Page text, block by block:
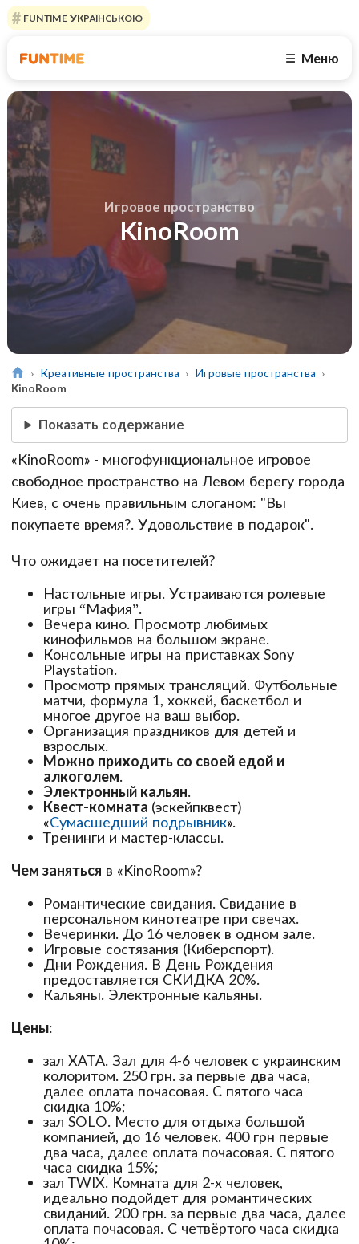
FUNTIME УКРАЇНСЬКОЮ
☰ Меню
Игровое пространство
KinoRoom
Креативные пространства
Игровые пространства
KinoRoom
Показать содержание
«KinoRoom» - многофункциональное игровое
свободное пространство на Левом берегу города
Киев, с очень правильным слоганом: "Вы
покупаете время?. Удовольствие в подарок".
Что ожидает на посетителей?
Настольные игры. Устраиваются ролевые
игры “Мафия”.
Вечера кино. Просмотр любимых
кинофильмов на большом экране.
Консольные игры на приставках Sony
Playstation.
Просмотр прямых трансляций. Футбольные
матчи, формула 1, хоккей, баскетбол и
многое другое на ваш выбор.
Организация праздников для детей и
взрослых.
Можно приходить со своей едой и
алкоголем.
Электронный кальян.
Квест-комната (эскейпквест)
«Сумасшедший подрывник».
Тренинги и мастер-классы.
Чем заняться в «KinoRoom»?
Романтические свидания. Свидание в
персональном кинотеатре при свечах.
Вечеринки. До 16 человек в одном зале.
Игровые состязания (Киберспорт).
Дни Рождения. В День Рождения
предоставляется СКИДКА 20%.
Кальяны. Электронные кальяны.
Цены:
зал ХАТА. Зал для 4-6 человек с украинским
колоритом. 250 грн. за первые два часа,
далее оплата почасовая. С пятого часа
скидка 10%;
зал SOLO. Место для отдыха большой
компанией, до 16 человек. 400 грн первые
два часа, далее оплата почасовая. С пятого
часа скидка 15%;
зал TWIX. Комната для 2-х человек,
идеально подойдет для романтических
свиданий. 200 грн. за первые два часа, далее
оплата почасовая. С четвёртого часа скидка